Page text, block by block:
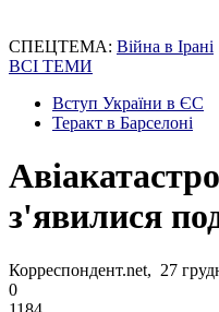
СПЕЦТЕМА: Війна в Ірані
ВСІ ТЕМИ
Вступ України в ЄС
Теракт в Барселоні
з'явилися
Корреспондент.net, 27
0